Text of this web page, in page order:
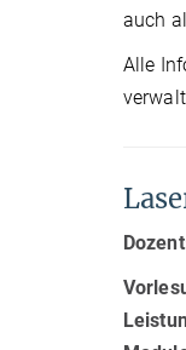
auch
Alle